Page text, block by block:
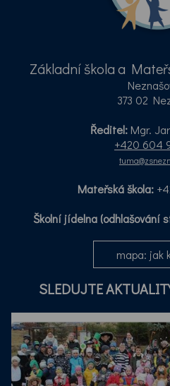
Základní škola a
373 02
Ředitel: Mgr.
+420 604
Mateřská škola:
Školní jídelna (odhlašování
mapa: jak
SLEDUJTE